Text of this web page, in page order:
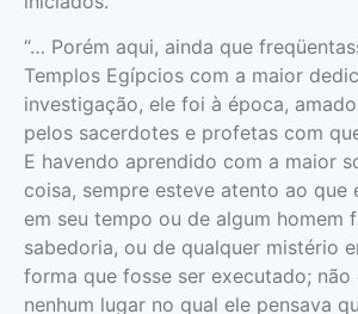
“… Porém aqui, ainda que
Templos Egípcios com a maior
investigação, ele foi à época,
pelos sacerdotes e profetas com
E havendo aprendido com a maior
coisa, sempre esteve atento ao que
em seu tempo ou de algum homem
sabedoria, ou de qualquer mistério
forma que fosse ser executado;
nenhum lugar no qual ele pensava